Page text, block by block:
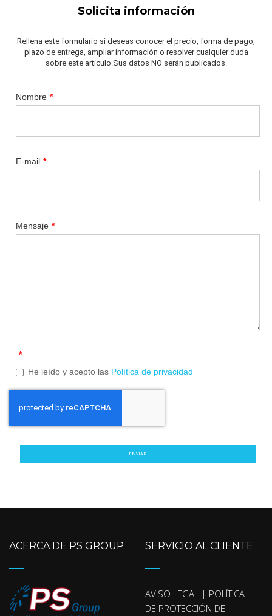
Solicita información
Rellena este formulario si deseas conocer el precio, forma de pago,
plazo de entrega, ampliar información o resolver cualquier duda
sobre este artículo.Sus datos NO serán publicados.
Nombre *
E-mail *
Mensaje *
*
He leído y acepto las Política de privacidad
ENVIAR
ACERCA DE PS GROUP SERVICIO AL CLIENTE
AVISO LEGAL | POLÍTICA
DE PROTECCIÓN DE